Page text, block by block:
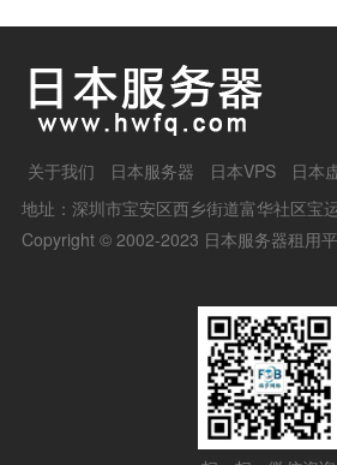
关于我们 日本服务器 日本VPS 日本
地址：深圳市宝安区西乡街道富华社区宝
Copyright © 2002-2023 日本服务器租用